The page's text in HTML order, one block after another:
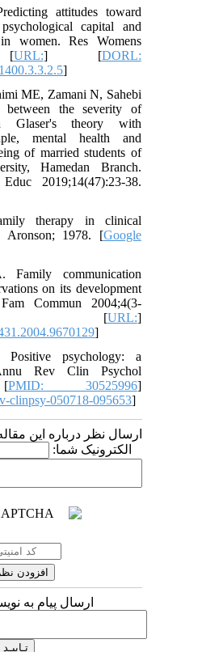
attitudes toward
capital and
in women. Res Womens
[URL: ] [DORL:
ME, Zamani N, Sahebi
between the severity of
Glaser's theory with
mental health and
of married students of
Hamedan Branch.
2019;14(47):23-38.
therapy in clinical
Aronson; 1978. [Google
Family communication
on its development
Commun 2004;4(3-
79. [URL:
Positive psychology: a
Rev Clin Psychol
[PMID: 30525996
clinpsy-050718-095653
ارسال نظر درباره این
الکترونیک شما:
ارسال پیام به